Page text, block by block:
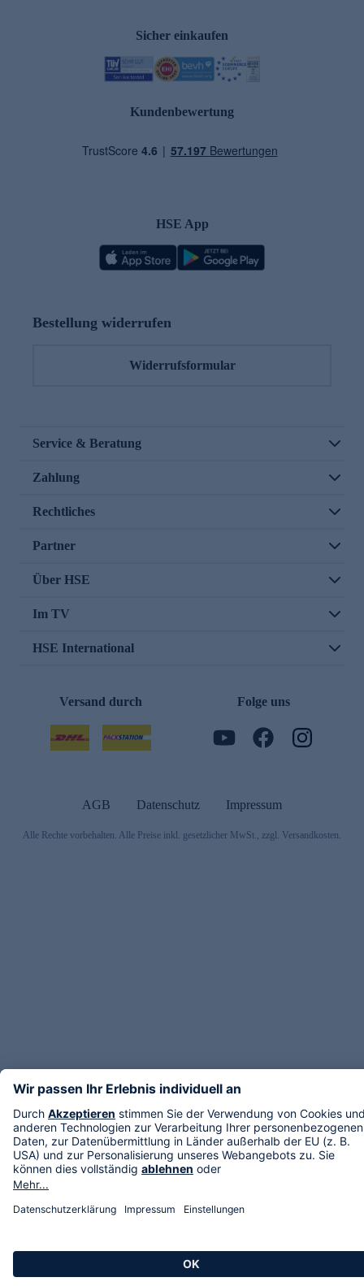
Sicher einkaufen
Kundenbewertung
HSE App
Bestellung widerrufen
Widerrufsformular
Service & Beratung
Zahlung
Rechtliches
Partner
Über HSE
Im TV
HSE International
Versand durch Folge uns
AGB Datenschutz Impressum
Alle Rechte vorbehalten. Alle Preise inkl. gesetzlicher MwSt., zzgl. Versandkosten.